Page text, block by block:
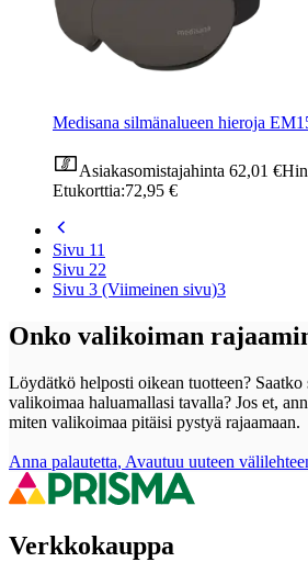
Medisana silmänalueen hieroja
Asiakasomistajahinta 62,01 €
Etukorttia:72,95 €
Sivu 11
Sivu 22
Sivu 3 (Viimeinen sivu)3
Onko valikoiman
Löydätkö helposti oikean tuotteen? Saatko
valikoimaa haluamallasi tavalla? Jos et,
miten valikoimaa pitäisi pystyä rajaamaan.
Anna palautetta, Avautuu uuteen
Verkkokauppa